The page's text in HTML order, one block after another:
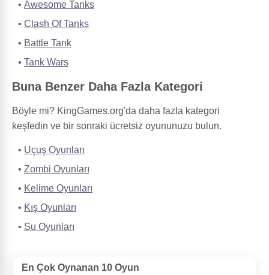
Awesome Tanks
Clash Of Tanks
Battle Tank
Tank Wars
Buna Benzer Daha Fazla Kategori
Böyle mi? KingGames.org'da daha fazla kategori
keşfedin ve bir sonraki ücretsiz oyununuzu bulun.
Uçuş Oyunları
Zombi Oyunları
Kelime Oyunları
Kış Oyunları
Su Oyunları
En Çok Oynanan 10 Oyun